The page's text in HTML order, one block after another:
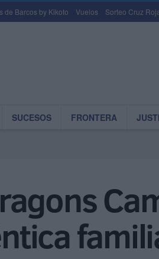
de Barcos by Kikoto Vuelos Sorteo Cruz
SUCESOS FRONTERA